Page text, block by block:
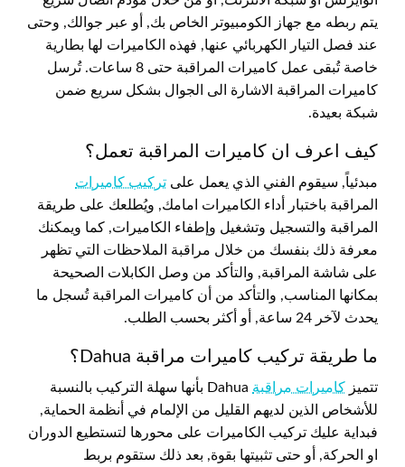
يتم ربطه مع جهاز الكومبيوتر الخاص بك, أو عبر جوالك, وحتى
عند فصل التيار الكهربائي عنها, فهذه الكاميرات لها بطارية
خاصة تُبقى عمل كاميرات المراقبة حتى 8 ساعات. تُرسل
كاميرات المراقبة الاشارة الى الجوال بشكل سريع ضمن
شبكة بعيدة.
كيف اعرف ان كاميرات المراقبة تعمل؟
مبدئياً, سيقوم الفني الذي يعمل على تركيب كاميرات
المراقبة باختبار أداء الكاميرات امامك, ويُطلعك على طريقة
المراقبة والتسجيل وتشغيل وإطفاء الكاميرات, كما ويمكنك
معرفة ذلك بنفسك من خلال مراقبة الملاحظات التي تظهر
على شاشة المراقبة, والتأكد من وصل الكابلات الصحيحة
بمكانها المناسب, والتأكد من أن كاميرات المراقبة تُسجل ما
يحدث لآخر 24 ساعة, أو أكثر بحسب الطلب.
ما طريقة تركيب كاميرات مراقبة Dahua؟
تتميز كاميرات مراقبة
Dahua بأنها سهلة التركيب بالنسبة
للأشخاص الذين لديهم القليل من الإلمام في أنظمة الحماية,
فبداية عليك تركيب الكاميرات على محورها لتستطيع الدوران
او الحركة, أو حتى تثبيتها بقوة, بعد ذلك ستقوم بربط